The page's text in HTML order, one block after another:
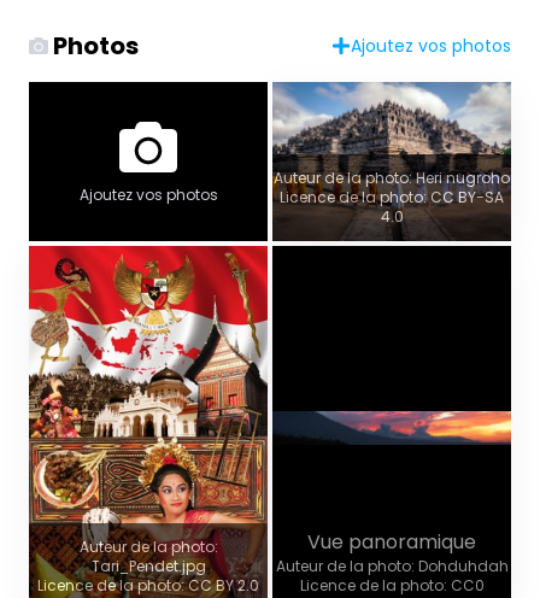
Photos Ajoutez vos photos
Ajoutez vos photos
Auteur de la photo: Heri nugroho
Licence de la photo: CC BY-SA
4.0
Auteur de la photo:
Tari_Pendet.jpg
Licence de la photo: CC BY 2.0
Vue panoramique
Auteur de la photo: Dohduhdah
Licence de la photo: CC0